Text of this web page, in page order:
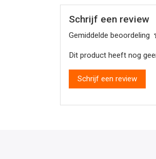
Schrijf een review
Gemiddelde beoordeling
Dit product heeft nog
Schrijf een review